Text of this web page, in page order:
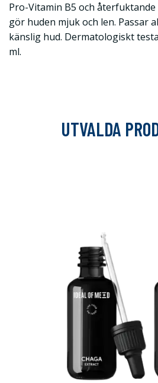
Pro-Vitamin B5 och
gör huden mjuk och len. Passar
känslig hud. Dermatologiskt
ml.
UTVALDA